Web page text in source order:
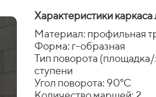
Характеристики
Материал: профильная
Форма: г-образная
Тип поворота
ступени
Угол поворота: 90°C